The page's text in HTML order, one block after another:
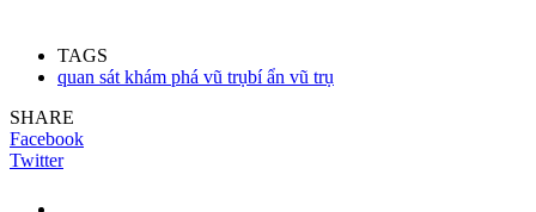
TAGS
quan sát khám phá vũ trụbí ẩn vũ trụ
SHARE
Facebook
Twitter